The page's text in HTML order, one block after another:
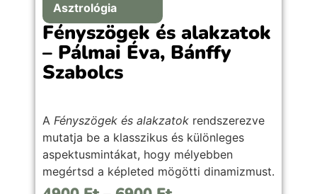
Asztrológia
Fényszögek és alakzatok
– Pálmai Éva, Bánffy
Szabolcs
A Fényszögek és alakzatok rendszerezve
mutatja be a klasszikus és különleges
aspektusmintákat, hogy mélyebben
megértsd a képleted mögötti dinamizmust.
Kezdőknek és haladóknak egyaránt.